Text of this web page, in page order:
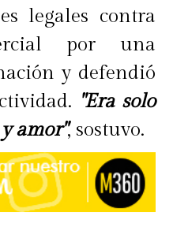
legales contra
por una
y defendió
"Era solo
amor", sostuvo.